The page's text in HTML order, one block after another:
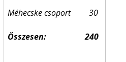
Méhecske csoport 30
Összesen: 240